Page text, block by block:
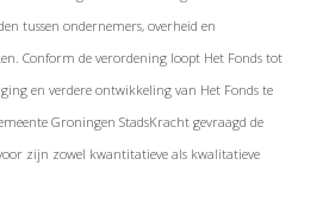
tussen ondernemers, overheid en
Conform de verordening loopt Het Fonds tot
en verdere ontwikkeling van Het Fonds te
Groningen StadsKracht gevraagd de
zijn zowel kwantitatieve als kwalitatieve